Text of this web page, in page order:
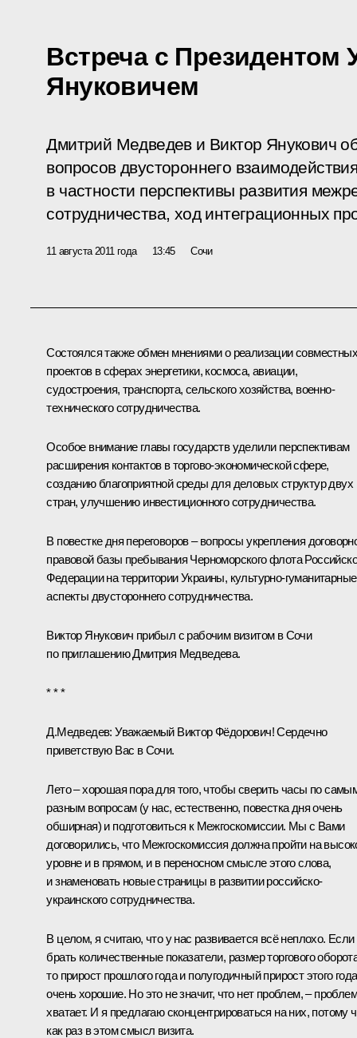
Встреча с Президентом
Януковичем
Дмитрий Медведев и Виктор Янукович
вопросов двустороннего
в частности перспективы развития
сотрудничества, ход интеграционных
11 августа 2011 года 13:45 Сочи
Состоялся также обмен мнениями о реализации совместных
проектов в сферах энергетики, космоса, авиации,
судостроения, транспорта, сельского хозяйства, военно-
технического сотрудничества.
Особое внимание главы государств уделили перспективам
расширения контактов в торгово-экономической сфере,
созданию благоприятной среды для деловых структур двух
стран, улучшению инвестиционного сотрудничества.
В повестке дня переговоров – вопросы укрепления
правовой базы пребывания Черноморского флота
Федерации на территории Украины, культурно-гуманитарные
аспекты двустороннего сотрудничества.
Виктор Янукович прибыл с рабочим визитом в Сочи
по приглашению Дмитрия Медведева.
* * *
Д.Медведев: Уважаемый Виктор Фёдорович! Сердечно
приветствую Вас в Сочи.
Лето – хорошая пора для того, чтобы сверить часы по
разным вопросам (у нас, естественно, повестка дня очень
обширная) и подготовиться к Межгоскомиссии. Мы с Вами
договорились, что Межгоскомиссия должна пройти на
уровне и в прямом, и в переносном смысле этого слова,
и знаменовать новые страницы в развитии российско-
украинского сотрудничества.
В целом, я считаю, что у нас развивается всё неплохо. Если
брать количественные показатели, размер торгового
то прирост прошлого года и полугодичный прирост этого года
очень хорошие. Но это не значит, что нет проблем, – проблем
хватает. И я предлагаю сконцентрироваться на них, потому
как раз в этом смысл визита.